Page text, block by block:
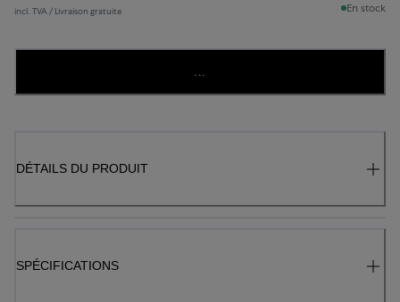
incl. TVA / Livraison gratuite En stock
...
DÉTAILS DU PRODUIT
SPÉCIFICATIONS